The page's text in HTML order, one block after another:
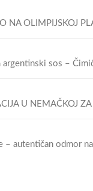
NA OLIMPIJSKOJ
argentinski sos –
U NEMAČKOJ
– autentičan odmor